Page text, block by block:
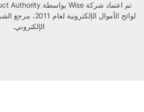
لوائح الأموال الإلكترونية لعام 2011، مرجع الشركة
الإلكتروني.